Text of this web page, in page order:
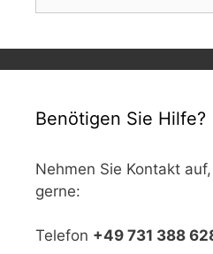
Benötigen Sie Hilfe?
Nehmen Sie Kontakt
gerne:
Telefon +49 731 388